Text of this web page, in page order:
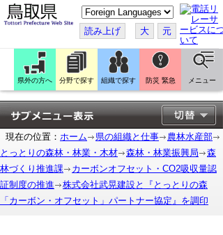
こ
の
ペ
ー
ジ
翻
訳
す
る
読み上げ 大 元
県外の方へ 分野で探す 組織で探す 防災 緊急 メニュー
現在の位置： ホーム 県の組織と仕事
農林水産部
とっとりの森林・林業・木材
森林・林業振興局
森
林づくり推進課
カーボンオフセット・CO2吸収量認
証制度の推進
株式会社武晃建設と『とっとりの森
「カーボン・オフセット」パートナー協定』を調印